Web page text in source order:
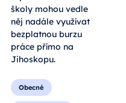
školy mohou vedle
něj nadále využívat
bezplatnou burzu
práce přímo na
Jihoskopu.
Obecné